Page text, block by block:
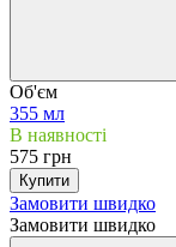
Об'єм
355 мл
В наявності
575 грн
Купити
Замовити швидко
Замовити швидко